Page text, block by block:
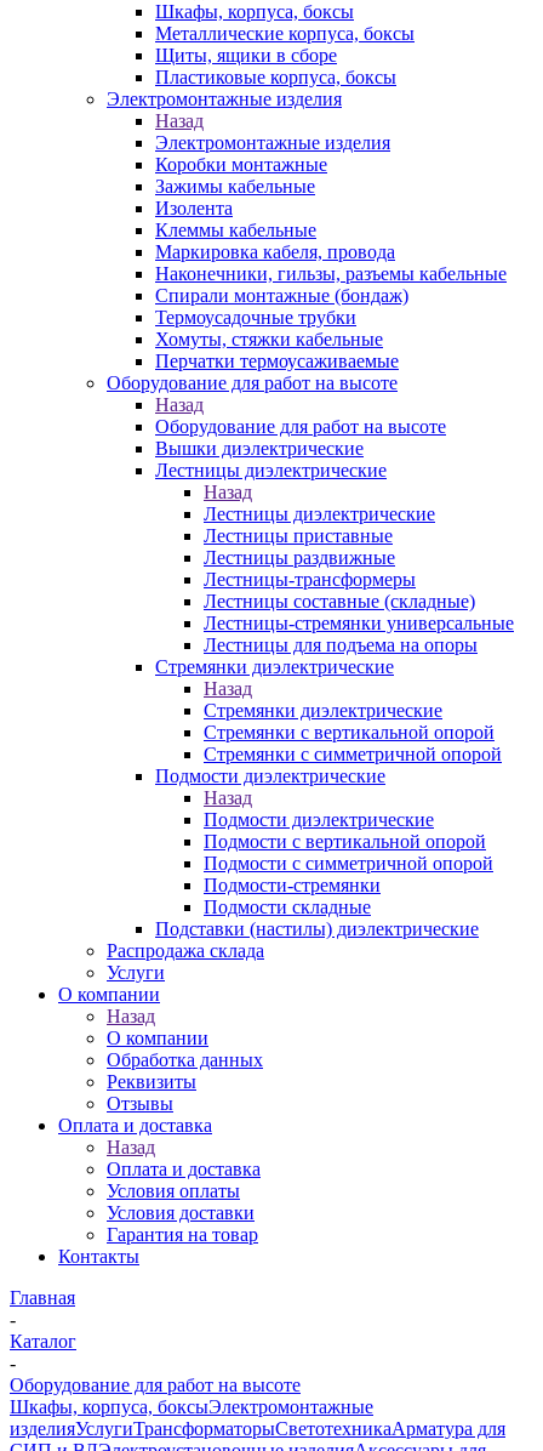
Шкафы, корпуса, боксы
Металлические корпуса, боксы
Щиты, ящики в сборе
Пластиковые корпуса, боксы
Электромонтажные изделия
Назад
Электромонтажные изделия
Коробки монтажные
Зажимы кабельные
Изолента
Клеммы кабельные
Маркировка кабеля, провода
Наконечники, гильзы, разъемы кабельные
Спирали монтажные (бондаж)
Термоусадочные трубки
Хомуты, стяжки кабельные
Перчатки термоусаживаемые
Оборудование для работ на высоте
Назад
Оборудование для работ на высоте
Вышки диэлектрические
Лестницы диэлектрические
Назад
Лестницы диэлектрические
Лестницы приставные
Лестницы раздвижные
Лестницы-трансформеры
Лестницы составные (складные)
Лестницы-стремянки универсальные
Лестницы для подъема на опоры
Стремянки диэлектрические
Назад
Стремянки диэлектрические
Стремянки с вертикальной опорой
Стремянки с симметричной опорой
Подмости диэлектрические
Назад
Подмости диэлектрические
Подмости с вертикальной опорой
Подмости с симметричной опорой
Подмости-стремянки
Подмости складные
Подставки (настилы) диэлектрические
Распродажа склада
Услуги
О компании
Назад
О компании
Обработка данных
Реквизиты
Отзывы
Оплата и доставка
Назад
Оплата и доставка
Условия оплаты
Условия доставки
Гарантия на товар
Контакты
Главная
-
Каталог
-
Оборудование для работ на высоте
Шкафы, корпуса, боксыЭлектромонтажные
изделияУслугиТрансформаторыСветотехникаАрматура для